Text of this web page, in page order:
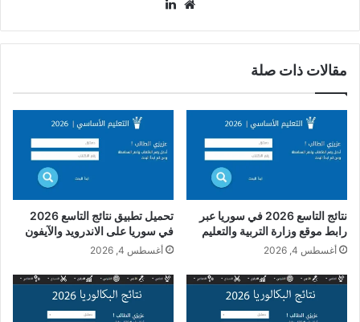
موقع
مقالات ذات صلة
نتائج التاسع 2026 في سوريا عبر
رابط موقع وزارة التربية والتعليم
أغسطس 4, 2026
تحميل تطبيق نتائج التاسع 2026
في سوريا على الاندرويد والآيفون
أغسطس 4, 2026